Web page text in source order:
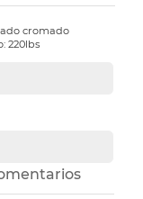
cromado
220lbs